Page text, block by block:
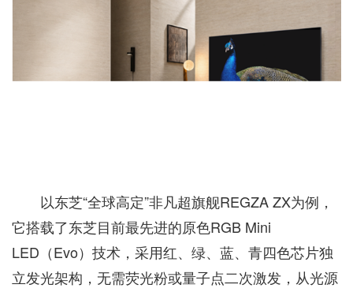
以东芝“全球高定”非凡超旗舰REGZA ZX为例，
它搭载了东芝目前最先进的原色RGB Mini
LED（Evo）技术，采用红、绿、蓝、青四色芯片独
立发光架构，无需荧光粉或量子点二次激发，从光源